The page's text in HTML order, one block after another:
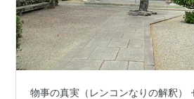
物事の真実（レンコンなりの解釈）